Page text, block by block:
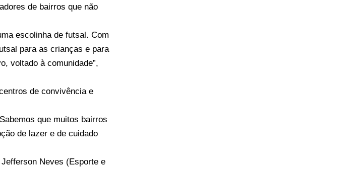
de bairros que não
escolinha de futsal. Com
para as crianças e para
voltado à comunidade”,
de convivência e
que muitos bairros
de lazer e de cuidado
Neves (Esporte e